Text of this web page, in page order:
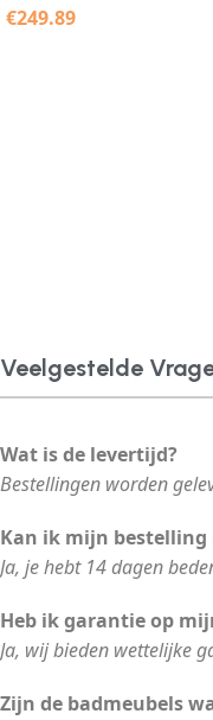
€249.89
Veelgestelde
Wat is de levertijd?
Bestellingen worden
Kan ik mijn
Ja, je hebt 14 dagen
Heb ik garantie op
Ja, wij bieden wettelijke
Zijn de badmeubels